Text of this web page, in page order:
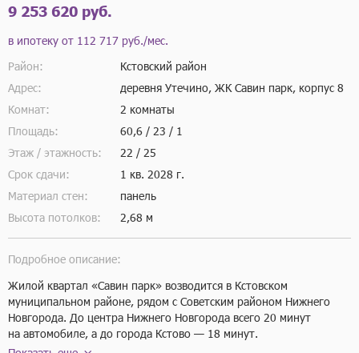
9 253 620 руб.
в ипотеку от 112 717 руб./мес.
Район:
Кстовский район
Адрес:
деревня Утечино, ЖК Савин парк, корпус 8
Комнат:
2 комнаты
Площадь:
60,6 / 23 / 1
Этаж / этажность:
22 / 25
Срок сдачи:
1 кв. 2028 г.
Материал стен:
панель
Высота потолков:
2,68 м
Подробное описание:
Жилой квартал «Савин парк» возводится в Кстовском
муниципальном районе, рядом с Советским районом Нижнего
Новгорода. До центра Нижнего Новгорода всего 20 минут
на автомобиле, а до города Кстово — 18 минут.
В этом проекте есть всё для комфортной жизни. Кроме жилых